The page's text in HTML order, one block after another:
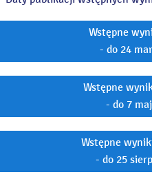
Wstępne
- do 24
Wstępne
- do 7
Wstępne
- do 25